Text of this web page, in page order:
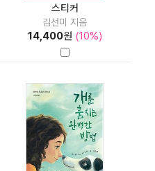
스티커
김선미 지음
14,400원 (10%)